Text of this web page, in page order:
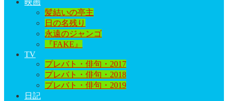
髪結いの亭主
日の名残り
永遠のジャンゴ
『FAKE』
TV
プレバト・俳句・2017
プレバト・俳句・2018
プレバト・俳句・2019
日記